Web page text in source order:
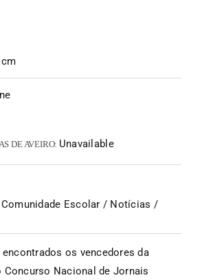
DE AVEIRO: Unavailable
Comunidade Escolar / Notícias /
encontrados os vencedores da
Concurso Nacional de Jornais